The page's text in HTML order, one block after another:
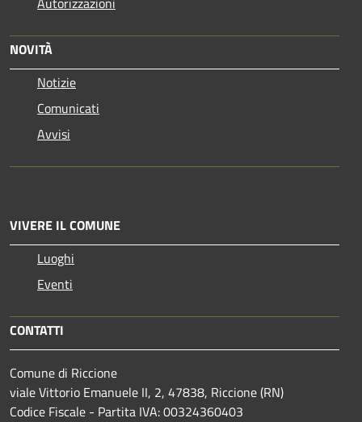
NOVITÀ
Notizie
Comunicati
Avvisi
VIVERE IL COMUNE
Luoghi
Eventi
CONTATTI
Comune di Riccione
viale Vittorio Emanuele II, 2, 47838, Riccione (RN)
Codice Fiscale - Partita IVA: 00324360403